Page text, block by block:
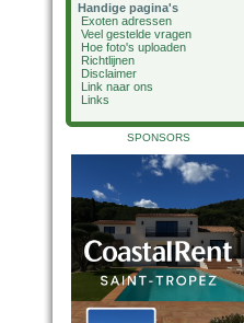
Handige pagina's
Exoten adressen
Veel gestelde vragen
Hoe foto's uploaden
Richtlijnen
Disclaimer
Link naar ons
Links
SPONSORS